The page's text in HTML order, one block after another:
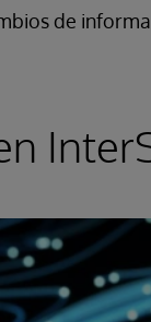
de